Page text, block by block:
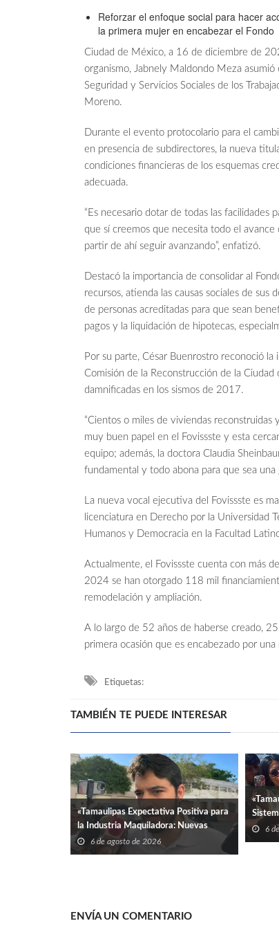
Reforzar el enfoque social para hacer
la primera mujer en encabezar el Fondo
Ciudad de México, a 16 de diciembre de
organismo, Jabnely Maldondo Meza
Seguridad y Servicios Sociales de los
Moreno.
Durante el evento protocolario para el
en presencia de subdirectores, la nueva
condiciones financieras de los esquemas
adecuada.
“Es necesario dotar de todas las facilidades
que sí creemos que necesita todo el
partir de ahí seguir avanzando”, enfatizó.
Destacó la importancia de consolidar al
recursos, atienda las causas sociales de
de personas acreditadas para que sean
pagos y la liquidación de hipotecas,
Por su parte, César Buenrostro reconoció
Comisión de la Reconstrucción de la
damnificadas en los sismos de 2017.
“Cientos o miles de viviendas
muy buen papel en el Fovissste y esta
equipo; además, la doctora Claudia
fundamental y todo abona para que sea
La nueva vocal ejecutiva del Fovissste es
licenciatura en Derecho por la Universidad
Humanos y Democracia en la Facultad
Actualmente, el Fovissste cuenta con más
2024 se han otorgado 118 mil
remodelación y ampliación.
A lo largo de 52 años de haberse creado,
primera ocasión que es encabezado por una
Etiquetas:
TAMBIÉN TE PUEDE INTERESAR
«Tamaulipas Expectativa Positiva para
la Industria Maquiladora: Nuevas
Inversiones y Expansiones en el
Horizonte»
6 de agosto de 2026
Abril
6
ENVÍA UN COMENTARIO